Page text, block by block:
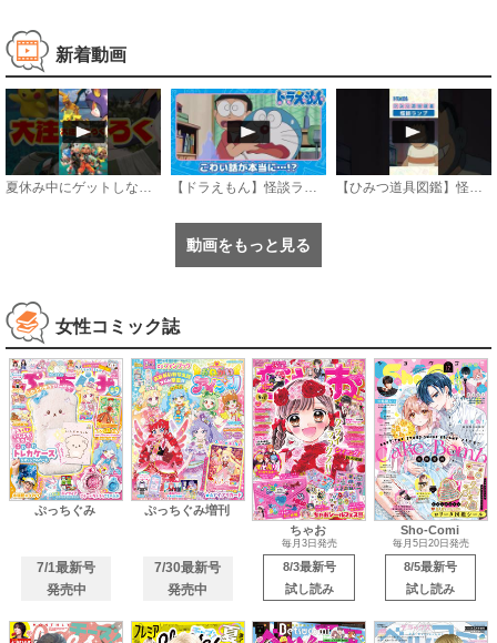
新着動画
夏休み中にゲットしないと損をする コロコロコミック9月号大注目ふろく3選 【ドラえもん】怪談ランプ《公式》 【ひみつ道具図鑑】怪談ランプ #ドラえもん #doraemon #ひみつ道具
動画をもっと見る
女性コミック誌
ぷっちぐみ
7/1最新号
発売中
ぷっちぐみ増刊
7/30最新号
発売中
ちゃお
毎月3日発売
8/3最新号
試し読み
Sho-Comi
毎月5日20日発売
8/5最新号
試し読み